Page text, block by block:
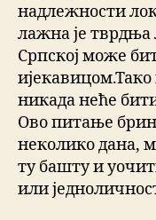
надлежности
лажна је тврдња
Српској може
ијекавицом.Тако
никада неће
Ово питање
неколико дана,
ту башту и
или